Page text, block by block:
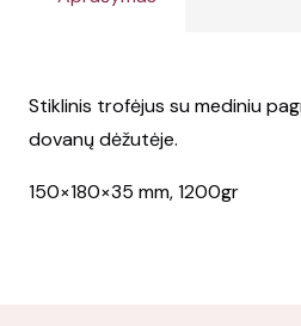
Stiklinis trofėjus su mediniu
dovanų dėžutėje.
150×180×35 mm, 1200gr